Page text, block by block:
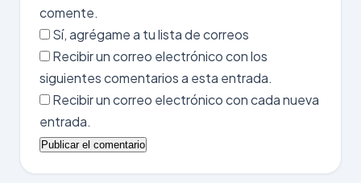
comente.
Sí, agrégame a tu lista de correos
Recibir un correo electrónico con los
siguientes comentarios a esta entrada.
Recibir un correo electrónico con cada nueva
entrada.